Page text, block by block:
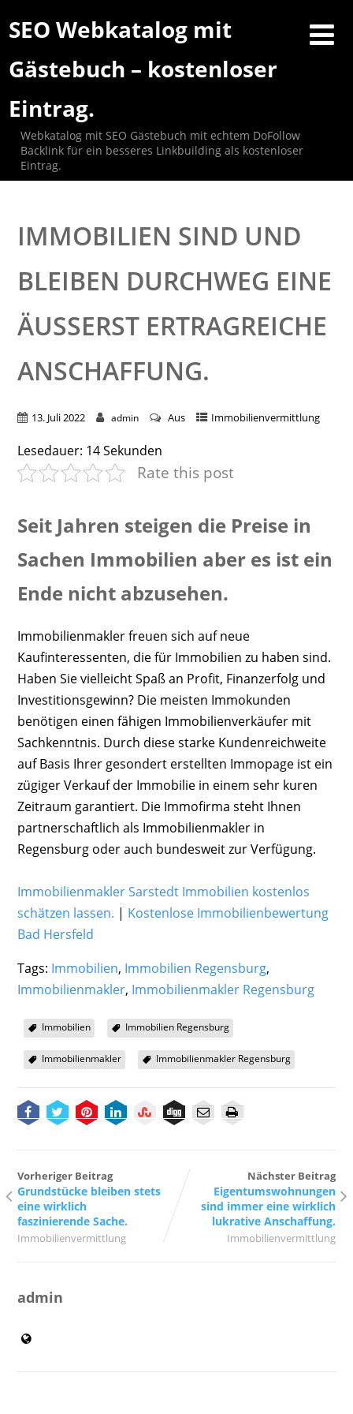
SEO Webkatalog mit
Gästebuch – kostenloser
Eintrag.
Webkatalog mit SEO Gästebuch mit echtem DoFollow
Backlink für ein besseres Linkbuilding als kostenloser
Eintrag.
IMMOBILIEN SIND UND
BLEIBEN DURCHWEG EINE
ÄUSSERST ERTRAGREICHE A
NSCHAFFUNG.
13. Juli 2022 admin Aus Immobilienvermittlung
Lesedauer: 14Sekunden
Rate this post
Seit Jahren steigen die Preise in
Sachen Immobilien aber es ist ein
Ende nicht abzusehen.
Immobilienmakler freuen sich auf neue
Kaufinteressenten, die für Immobilien zu haben sind.
Haben Sie vielleicht Spaß an Profit, Finanzerfolg und
Investitionsgewinn? Die meisten Immokunden
benötigen einen fähigen Immobilienverkäufer mit
Sachkenntnis. Durch diese starke Kundenreichweite
auf Basis Ihrer gesondert erstellten Immopage ist ein
zügiger Verkauf der Immobilie in einem sehr kuren
Zeitraum garantiert. Die Immofirma steht Ihnen
partnerschaftlich als Immobilienmakler in
Regensburg oder auch bundesweit zur Verfügung.
Immobilienmakler Sarstedt Immobilien kostenlos
schätzen lassen. | Kostenlose Immobilienbewertung
Bad Hersfeld
Tags: Immobilien, Immobilien Regensburg,
Immobilienmakler, Immobilienmakler Regensburg
Immobilien Immobilien Regensburg
Immobilienmakler Immobilienmakler Regensburg
Vorheriger Beitrag
Grundstücke bleiben stets
eine wirklich
faszinierende Sache.
Immobilienvermittlung
Nächster Beitrag
Eigentumswohnungen
sind immer eine wirklich
lukrative Anschaffung.
Immobilienvermittlung
admin